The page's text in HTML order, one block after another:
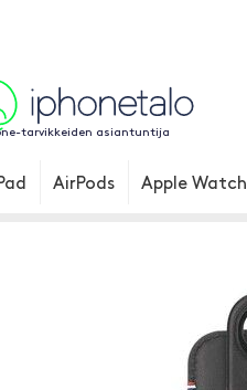
tarvikkeiden asiantuntija
AirPods Apple Watch